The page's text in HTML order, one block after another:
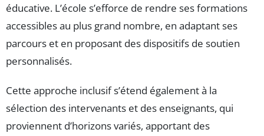
éducative. L’école s’efforce de rendre ses formations
accessibles au plus grand nombre, en adaptant ses
parcours et en proposant des dispositifs de soutien
personnalisés.
Cette approche inclusif s’étend également à la
sélection des intervenants et des enseignants, qui
proviennent d’horizons variés, apportant des